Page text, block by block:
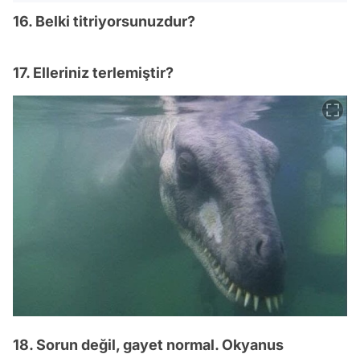
16. Belki titriyorsunuzdur?
17. Elleriniz terlemiştir?
18. Sorun değil, gayet normal. Okyanus